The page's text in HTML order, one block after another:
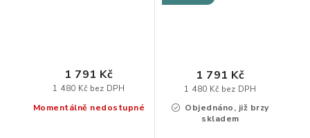
Momentálně nedostupné
1 480 Kč bez DPH
1 791 Kč
Objednáno, již brzy
skladem
1 480 Kč bez DPH
1 791 Kč